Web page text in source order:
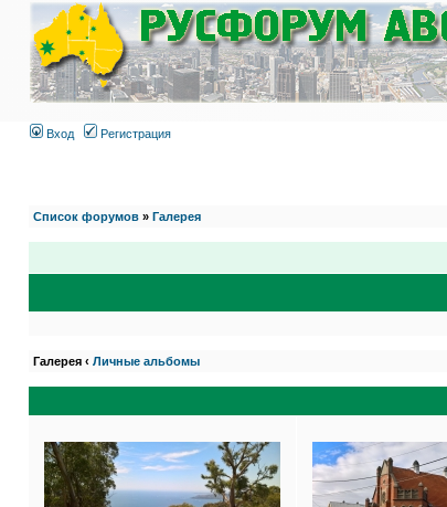
Вход Регистрация
Список форумов » Галерея
Галерея ‹ Личные альбомы